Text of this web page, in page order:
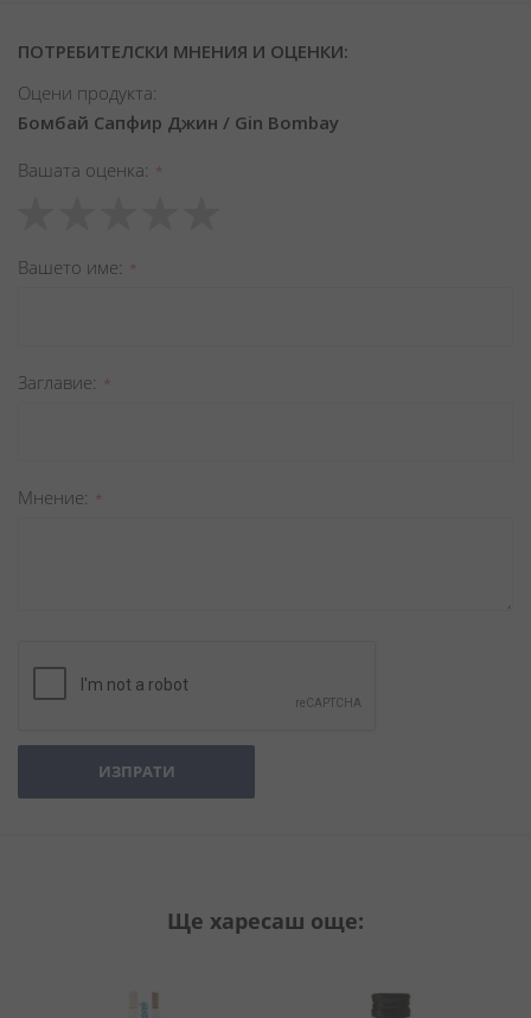
ПОТРЕБИТЕЛСКИ МНЕНИЯ И ОЦЕНКИ:
Оцени продукта:
Бомбай Сапфир Джин / Gin Bombay
Вашата оценка
star
stars
stars
stars
stars
Вашето име
Заглавиe
Мнение
ИЗПРАТИ
Ще харесаш още: